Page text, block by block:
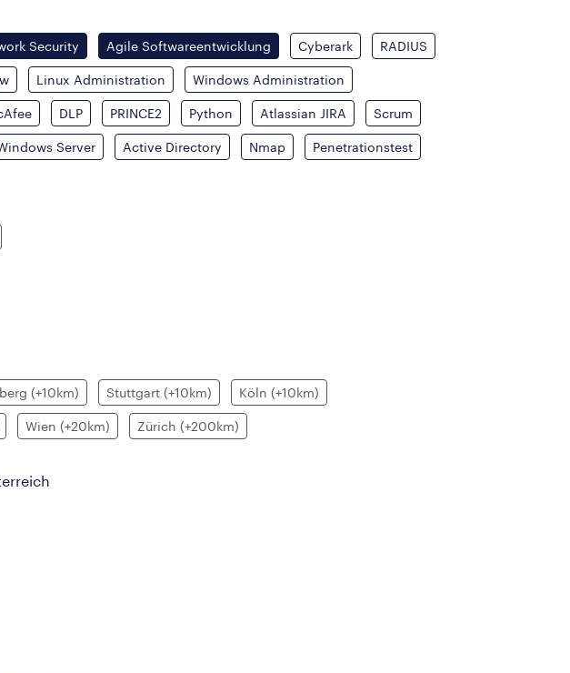
Security Agile Softwareentwicklung Cyberark RADIUS
Linux Administration Windows Administration
DLP PRINCE2 Python Atlassian JIRA Scrum
Server Active Directory Nmap Penetrationstest
(+10km) Stuttgart (+10km) Köln (+10km)
Wien (+20km) Zürich (+200km)